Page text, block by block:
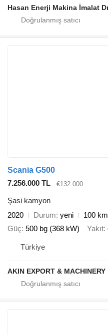
Hasan Enerji Makina İmalat
Scania G500
7.256.000 TL
€132.000
Şasi kamyon
2020
Durum yeni 100 km
Güç 500 bg (368 kW) Yakıt
Türkiye
AKIN EXPORT & MACHINERY